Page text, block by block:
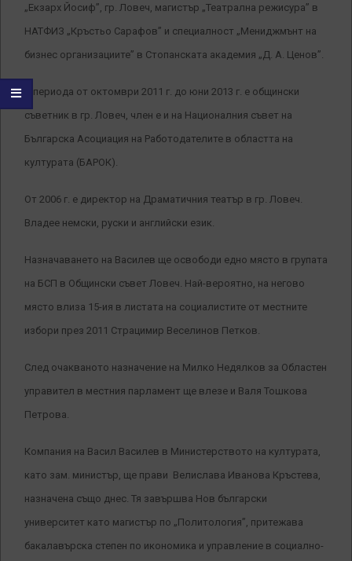
„Екзарх Йосиф”, гр. Ловеч, магистър „Театрална режисура” в
НАТФИЗ „Кръстьо Сарафов” и специалност „Мениджмънт на
бизнес организациите” в Стопанската академия „Д. А. Ценов”.
В периода от октомври 2011 г. до юни 2013 г. е общински
съветник в гр. Ловеч, член е и на Националния съвет на
Българска Асоциация на Работодателите в областта на
културата (БАРОК).
От 2006 г. е директор на Драматичния театър в гр. Ловеч.
Владее немски, руски и английски език.
Назначаването на Василев ще освободи едно място в групата
на БСП в Общински съвет Ловеч. Най-вероятно, на негово
място влиза 15-ия в листата на социалистите от местните
избори през 2011 Страцимир Веселинов Петков.
След очакваното назначение на Милко Недялков за Областен
управител в местния парламент ще влезе и Валя Тошкова
Петрова.
Компания на Васил Василев в Министерството на културата,
като зам. министър, ще прави Велислава Иванова Кръстева,
назначена също днес. Тя завършва Нов български
университет като магистър по „Политология”, притежава
бакалавърска степен по икономика и управление в социално-